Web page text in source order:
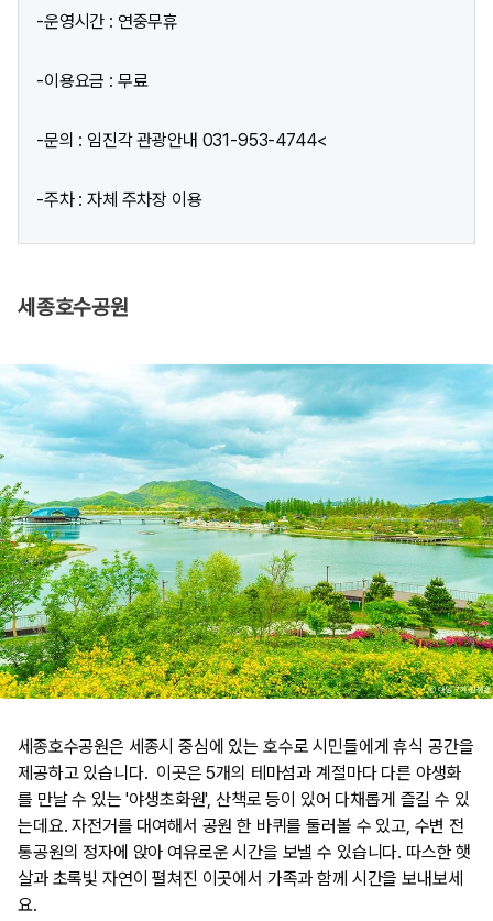
-운영시간 : 연중무휴
-이용요금 : 무료
-문의 : 임진각 관광안내 031-953-4744<
-주차 : 자체 주차장 이용
세종호수공원
​세종호수공원은 세종시 중심에 있는 호수로 시민들에게 휴식 공간을
제공하고 있습니다. 이곳은 5개의 테마섬과 계절마다 다른 야생화
를 만날 수 있는 '야생초화원', 산책로 등이 있어 다채롭게 즐길 수 있
는데요. 자전거를 대여해서 공원 한 바퀴를 둘러볼 수 있고, 수변 전
통공원의 정자에 앉아 여유로운 시간을 보낼 수 있습니다. 따스한 햇
살과 초록빛 자연이 펼쳐진 이곳에서 가족과 함께 시간을 보내보세
요.